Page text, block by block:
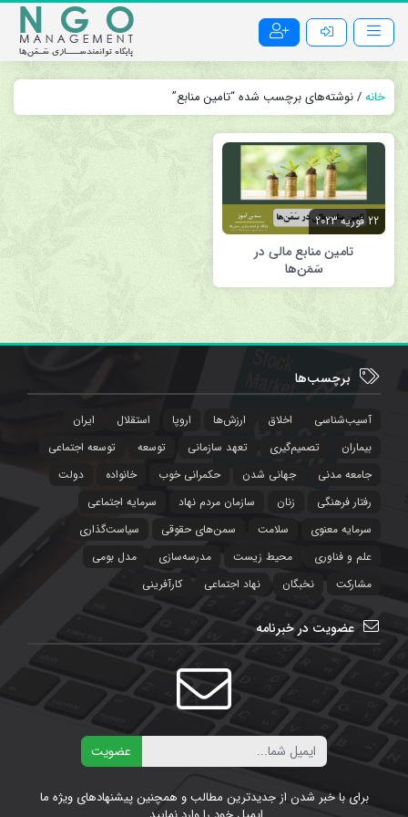
خانه/ نوشته‌های برچسب شده “تامین منابع”
22 فوریه 2023
تامین منابع مالی در
سَمَن‌ها
برچسب‌ها
آسیب‌شناسی اخلاق ارزش‌ها اروپا استقلال
ایران
بیماران
تصمیم‌گیری تعهد سازمانی توسعه
توسعه اجتماعی
جامعه مدنی
جهانی شدن حکمرانی خوب خانواده
دولت
رفتار فرهنگی
زنان سازمان مردم نهاد
سرمایه اجتماعی
سرمایه معنوی
سلامت سمن‌های حقوقی
سیاست‌‌گذاری
علم و فناوری
محیط زیست مدرسه‌سازی
مدل بومی
مشارکت
نخبگان نهاد اجتماعی کارآفرینی
عضویت در خبرنامه
عضویت
برای با خبر شدن از جدیدترین مطالب و همچنین پیشنهادهای ویژه ما